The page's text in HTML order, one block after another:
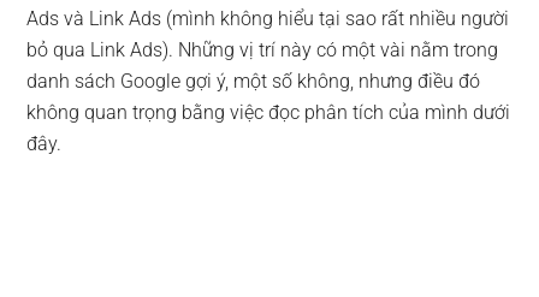
Ads và Link Ads (mình không hiểu tại sao rất nhiều người
bỏ qua Link Ads). Những vị trí này có một vài nằm trong
danh sách Google gợi ý, một số không, nhưng điều đó
không quan trọng bằng việc đọc phân tích của mình dưới
đây.